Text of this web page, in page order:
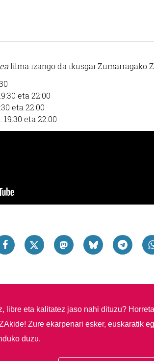
filma izango da ikusgai Zumarragako
eta 22:00
eta 22:00
eta 22:00
libre eta kalitatez jaso nahi dituzu?
Zure ekarpenari esker, euskaratik
duzu.